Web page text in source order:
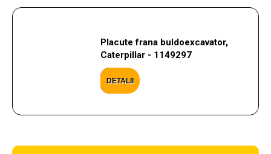
Placute frana buldoexcavator,
Caterpillar - 1149297
DETALII